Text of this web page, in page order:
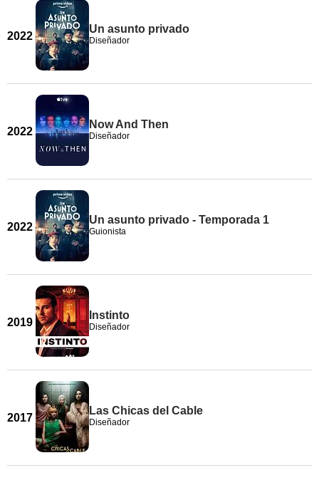
2022
Un asunto privado
Diseñador
2022
Now And Then
Diseñador
2022
Un asunto privado - Temporada 1
Guionista
2019
Instinto
Diseñador
2017
Las Chicas del Cable
Diseñador